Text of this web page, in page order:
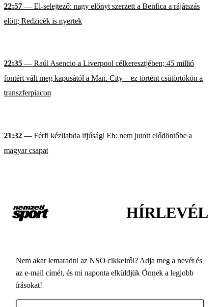
22:57 — El-selejtező: nagy előnyt szerzett a Benfica a rájátszás
előtt; Redzicék is nyertek
22:35 — Raúl Asencio a Liverpool célkeresztjében; 45 millió
fontért vált meg kapusától a Man. City – ez történt csütörtökön a
transzferpiacon
21:32 — Férfi kézilabda ifjúsági Eb: nem jutott elődöntőbe a
magyar csapat
HÍRLEVÉL
Nem akar lemaradni az NSO cikkeiről? Adja meg a nevét és
az e-mail címét, és mi naponta elküldjük Önnek a legjobb
írásokat!